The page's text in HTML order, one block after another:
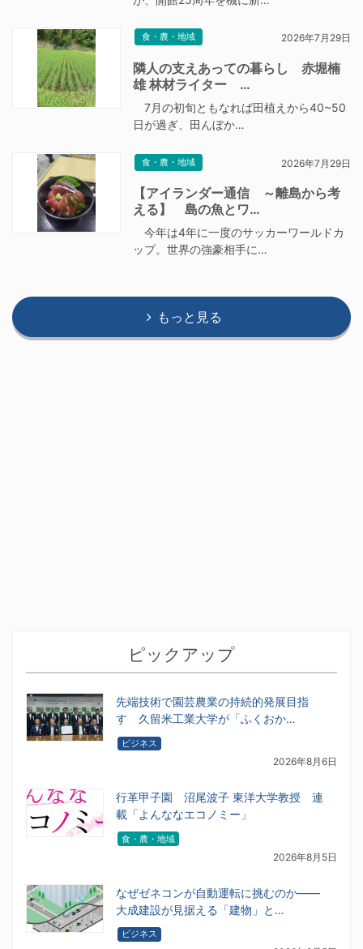
食・農・地域 2026年7月29日
隣人の支えあっての暮らし 赤堀楠
雄 林材ライター …
7月の初旬ともなれば田植えから40~50
日が過ぎ、田んぼか…
食・農・地域 2026年7月29日
【アイランダー通信 ～離島から考
える】 島の魚とワ…
今年は4年に一度のサッカーワールドカ
ップ。世界の強豪相手に…
もっと見る
ピックアップ
先端技術で園芸農業の持続的発展目指
す 久留米工業大学が「ふくおか…
ビジネス
2026年8月6日
行革甲子園 沼尾波子 東洋大学教授 連
載「よんななエコノミー」
食・農・地域
2026年8月5日
なぜゼネコンが自動運転に挑むのか――
大成建設が見据える「建物」と…
ビジネス